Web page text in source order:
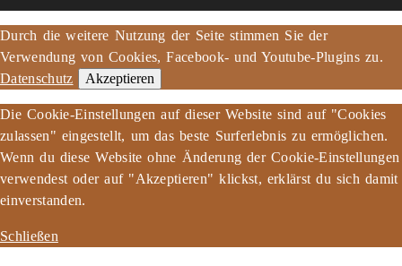
Durch die weitere Nutzung der Seite stimmen Sie der
Verwendung von Cookies, Facebook- und Youtube-Plugins zu.
Datenschutz
Akzeptieren
Die Cookie-Einstellungen auf dieser Website sind auf "Cookies
zulassen" eingestellt, um das beste Surferlebnis zu ermöglichen.
Wenn du diese Website ohne Änderung der Cookie-Einstellungen
verwendest oder auf "Akzeptieren" klickst, erklärst du sich damit
einverstanden.
Schließen